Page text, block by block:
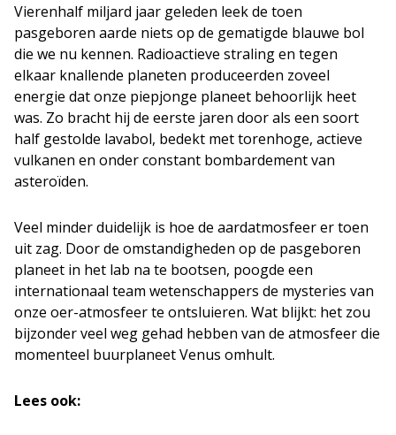
Vierenhalf miljard jaar geleden leek de toen
pasgeboren aarde niets op de gematigde blauwe bol
die we nu kennen. Radioactieve straling en tegen
elkaar knallende planeten produceerden zoveel
energie dat onze piepjonge planeet behoorlijk heet
was. Zo bracht hij de eerste jaren door als een soort
half gestolde lavabol, bedekt met torenhoge, actieve
vulkanen en onder constant bombardement van
asteroïden.
Veel minder duidelijk is hoe de aardatmosfeer er toen
uit zag. Door de omstandigheden op de pasgeboren
planeet in het lab na te bootsen, poogde een
internationaal team wetenschappers de mysteries van
onze oer-atmosfeer te ontsluieren. Wat blijkt: het zou
bijzonder veel weg gehad hebben van de atmosfeer die
momenteel buurplaneet Venus omhult.
Lees ook: